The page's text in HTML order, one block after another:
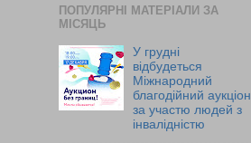
ПОПУЛЯРНІ МАТЕРІАЛИ ЗА
МІСЯЦЬ
У грудні
відбудеться
Міжнародний
благодійний аукціон
за участю людей з
інвалідністю